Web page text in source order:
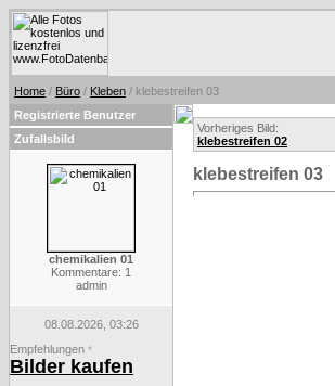
Home / Büro / Kleben / klebestreifen 03
Registrierte Benutzer
Zufallsbild
chemikalien 01
Kommentare: 1
admin
08.08.2026, 03:26
Empfehlungen *
Bilder kaufen
Vorheriges Bild:
klebestreifen 02
klebestreifen 03